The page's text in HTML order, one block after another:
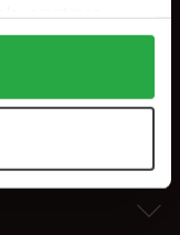
accepterar du
kan anpassa
helst återkalla